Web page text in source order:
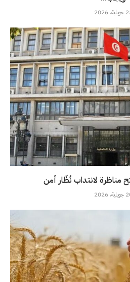
2026
مناظرة لانتداب نُظّار أمن
2026